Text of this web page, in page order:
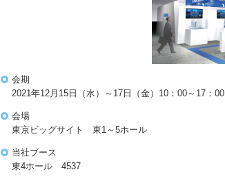
会期
2021年12月15日（水）～17日（金）10：00～17：00
会場
東京ビッグサイト 東1～5ホール
当社ブース
東4ホール 4537